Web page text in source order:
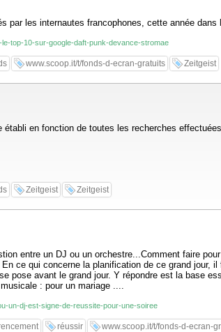
les internautes francophones, cette année dans
top-10-sur-google-daft-punk-devance-stromae
www.scoop.it/t/fonds-d-ecran-gratuits Zeitgeist
en fonction de toutes les recherches
Zeitgeist Zeitgeist
entre un DJ ou un orchestre...Comment faire
ce qui concerne la planification de ce grand jour,
avant le grand jour. Y répondre est la base
: pour un mariage ....
un-dj-est-signe-de-reussite-pour-une-soiree
réussir www.scoop.it/t/fonds-d-ecran-